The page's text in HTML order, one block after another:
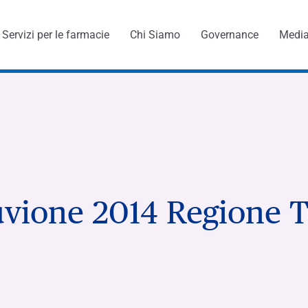
Servizi per le farmacie Chi Siamo Governance Media
2014 Regione